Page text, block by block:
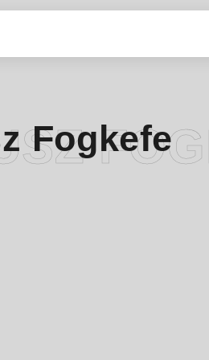
Fogkefe